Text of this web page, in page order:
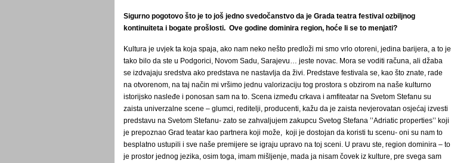
Sigurno pogotovo što je to još jedno svedočanstvo da je Grada teatra festival ozbiljnog
kontinuiteta i bogate prošlosti. Ove godine dominira region, hoće li se to menjati?
Kultura je uvjek ta koja spaja, ako nam neko nešto predloži mi smo vrlo otoreni, jedina barijera, a to je
tako bilo da ste u Podgorici, Novom Sadu, Sarajevu… jeste novac. Mora se voditi računa, ali džaba
se izdvajaju sredstva ako predstava ne nastavlja da živi. Predstave festivala se, kao što znate, rade
na otvorenom, na taj način mi vršimo jednu valorizaciju tog prostora s obzirom na naše kulturno
istorijsko nasleđe i ponosan sam na to. Scena između crkava i amfiteatar na Svetom Stefanu su
zaista univerzalne scene – glumci, reditelji, producenti, kažu da je zaista nevjerovatan osjećaj izvesti
predstavu na Svetom Stefanu- zato se zahvaljujem zakupcu Svetog Stefana ’’Adriatic properties’’ koji
je prepoznao Grad teatar kao partnera koji može, koji je dostojan da koristi tu scenu- oni su nam to
besplatno ustupili i sve naše premijere se igraju upravo na toj sceni. U pravu ste, region dominira – to
je prostor jednog jezika, osim toga, imam mišljenje, mada ja nisam čovek iz kulture, pre svega sam